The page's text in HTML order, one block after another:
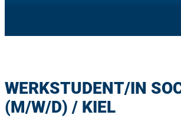
WERKSTUDENT/IN
(M/W/D) / KIEL